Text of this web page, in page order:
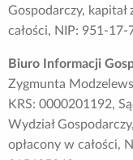
Gospodarczy, kapitał
całości, NIP: 951-
Biuro Informacji
Zygmunta
KRS: 0000201192,
Wydział
opłacony w całości,